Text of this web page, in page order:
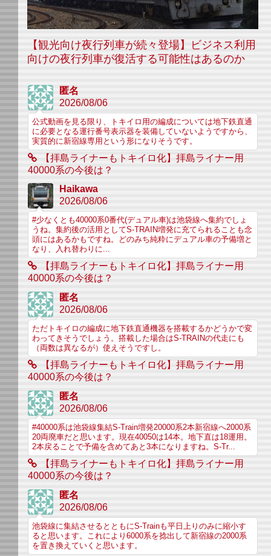
【観光向け夜行列車が続々登場】ビジネス利用
向けの夜行列車が復活する可能性はあるのか
匿名
2026/08/06
公式動画を見る限り、トキイロ用の編成については地下鉄直通
に必要となる運行番号表示器を装備していないようですから、
実質的に新宿線専用という形になりそうです。
【拝島ライナーもトキイロ化】拝島ライナー用
40000系の今後は？
Haikawa
2026/08/06
#少なくとも40000系0番代(デュアル車)は池袋線へ集約でしょ
うね。集約後の活用としてS-TRAIN増発に充てられることも念
頭にはあるかもですね。どのみち純粋にデュアル車の予備増と
なり、入れ替わりに...
【拝島ライナーもトキイロ化】拝島ライナー用
40000系の今後は？
匿名
2026/08/06
ただトキイロの編成に地下鉄直通機器を搭載するかどうかで変
わってきそうでしょう。搭載した場合はS-TRAINの代走にも
（両数は異なるが）使えそうですし。
【拝島ライナーもトキイロ化】拝島ライナー用
40000系の今後は？
匿名
2026/08/06
#40000系は池袋線集結S-Train増発20000系2本新宿線へ2000系
20両廃車だと思います。現在40050は14本。地下直は18運用。
2本戻ることで予備を含めてあと3本になりますね。S-Tr...
【拝島ライナーもトキイロ化】拝島ライナー用
40000系の今後は？
匿名
2026/08/06
池袋線に集結させるとともにS-Trainも平日上りのみに縮小す
ると思います。これにより6000系を捻出して新宿線の2000系
を置き換えていくと思います。